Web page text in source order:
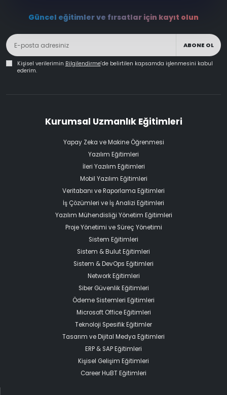
Güncel eğitimler ve fırsatlar için kayıt olun
ABONE OL
Kişisel verilerimin Bilgilendirme'de belirtilen kapsamda işlenmesini kabul
ederim.
Kurumsal Uzmanlık Eğitimleri
Yapay Zeka ve Makine Öğrenmesi
Yazılım Eğitimleri
İleri Yazılım Eğitimleri
Mobil Yazılım Eğitimleri
Veritabanı ve Raporlama Eğitimleri
İş Çözümleri ve İş Analizi Eğitimleri
Yazılım Mühendisliği Yönetim Eğitimleri
Proje Yönetimi ve Süreç Yönetimi
Sistem Eğitimleri
Sistem & Bulut Eğitimleri
Sistem & DevOps Eğitimleri
Network Eğitimleri
Siber Güvenlik Eğitimleri
Ödeme Sistemleri Eğitimleri
Microsoft Office Eğitimleri
Teknoloji Spesifik Eğitimler
Tasarım ve Dijital Medya Eğitimleri
ERP & SAP Eğitimleri
Kişisel Gelişim Eğitimleri
Career HuBT Eğitimleri